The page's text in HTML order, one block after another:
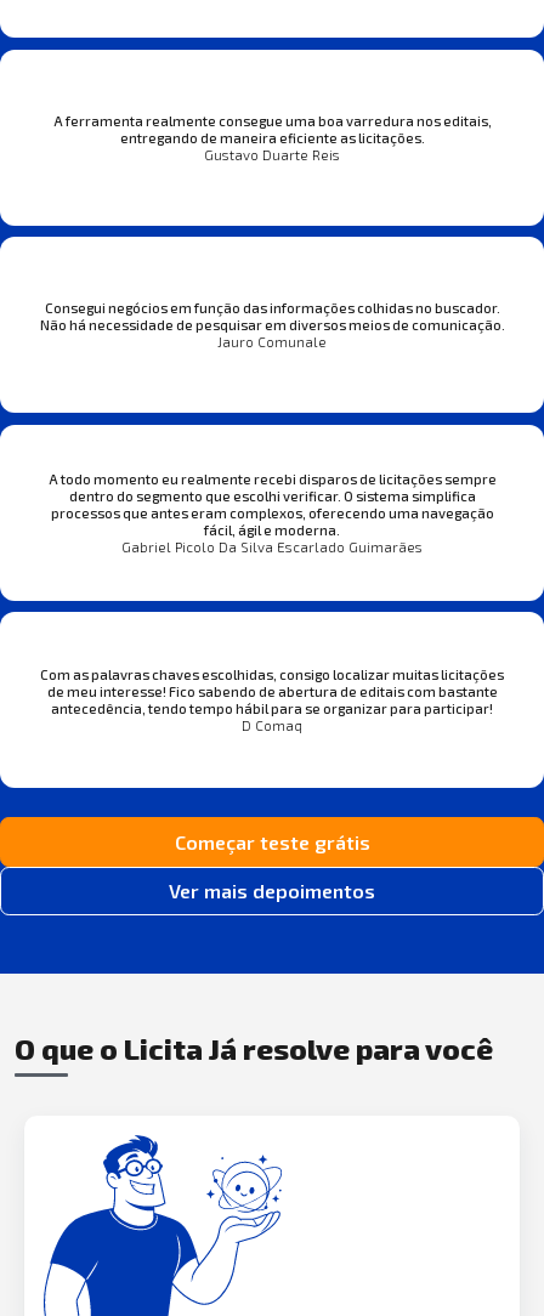
A ferramenta realmente consegue uma boa varredura nos editais,
entregando de maneira eficiente as licitações.
Gustavo Duarte Reis
Consegui negócios em função das informações colhidas no buscador.
Não há necessidade de pesquisar em diversos meios de comunicação.
Jauro Comunale
A todo momento eu realmente recebi disparos de licitações sempre
dentro do segmento que escolhi verificar. O sistema simplifica
processos que antes eram complexos, oferecendo uma navegação
fácil, ágil e moderna.
Gabriel Picolo Da Silva Escarlado Guimarães
Com as palavras chaves escolhidas, consigo localizar muitas licitações
de meu interesse! Fico sabendo de abertura de editais com bastante
antecedência, tendo tempo hábil para se organizar para participar!
D Comaq
Começar teste grátis
Ver mais depoimentos
O que o Licita Já resolve para você